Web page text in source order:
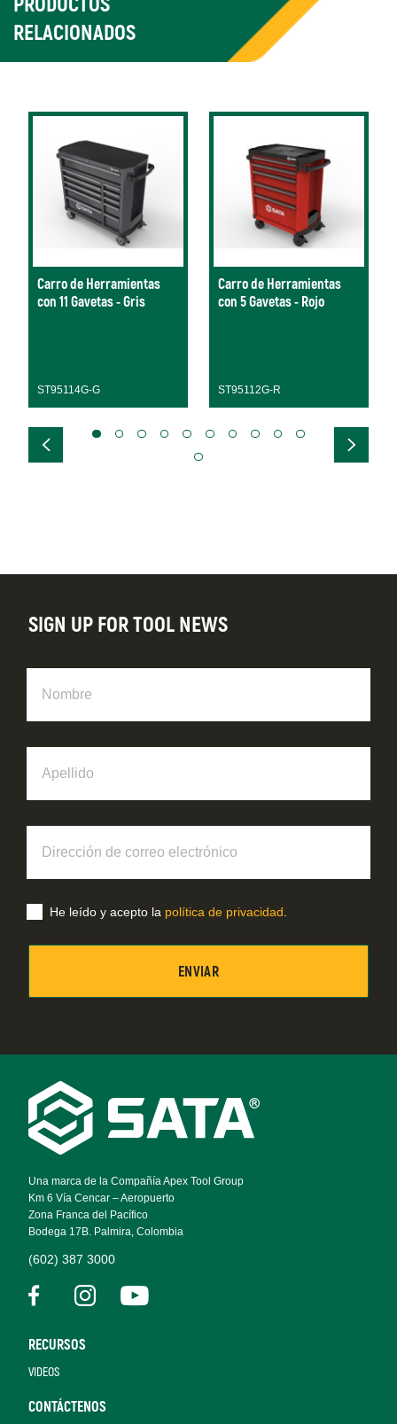
RELACIONADOS
Carro de Herramientas
con 11 Gavetas - Gris
ST95114G-G
Carro de Herramientas
con 5 Gavetas - Rojo
ST95112G-R
Footer
Navigation
Una marca de la Compañía Apex Tool Group
Km 6 Vía Cencar – Aeropuerto
Zona Franca del Pacífico
Bodega 17B. Palmira, Colombia
(602) 387 3000
RECURSOS
VIDEOS
CONTÁCTENOS
SIGN UP FOR TOOL NEWS
correo
electrónico
He leído y acepto la política de privacidad